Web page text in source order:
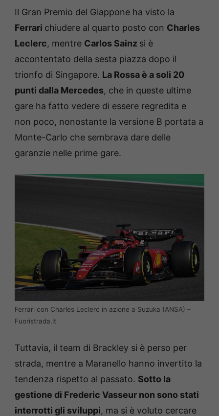
Il Gran Premio del Giappone ha visto la
Ferrari chiudere al quarto posto con Charles
Leclerc, mentre Carlos Sainz si è
accontentato della sesta piazza dopo il
trionfo di Singapore. La Rossa è a soli 20
punti dalla Mercedes, che in queste ultime
gare ha fatto vedere di essere regredita e
non poco, nonostante la versione B portata a
Monte-Carlo che sembrava dare delle
garanzie nelle prime gare.
Ferrari con Charles Leclerc in azione a Suzuka (ANSA) –
Fuoristrada.it
Tuttavia, il team di Brackley si è perso per
strada, mentre a Maranello hanno invertito la
tendenza rispetto al passato. Sotto la
gestione di Frederic Vasseur non sono stati
interrotti gli sviluppi, ma si è voluto cercare